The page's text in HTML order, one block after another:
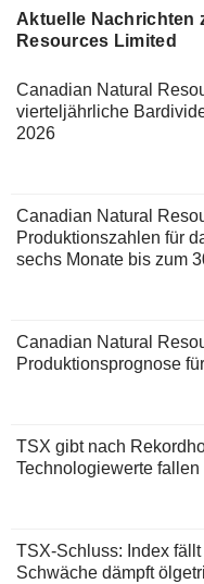
Aktuelle Nachrichten
Resources Limited
Canadian Natural
vierteljährliche
2026
Canadian Natural
Produktionszahlen für
sechs Monate bis zum
Canadian Natural
Produktionsprognose
TSX gibt nach
Technologiewerte fallen
TSX-Schluss: Index
Schwäche dämpft